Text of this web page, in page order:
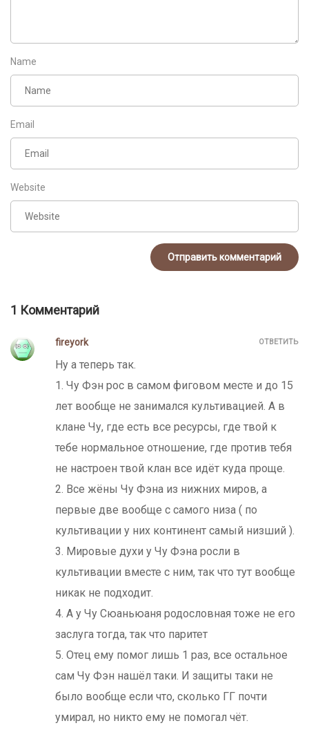
Name
Email
Website
1 Комментарий
fireyork
Ну а теперь так.
1. Чу Фэн рос в самом фиговом месте и до 15
лет вообще не занимался культивацией. А в
клане Чу, где есть все ресурсы, где твой к
тебе нормальное отношение, где против тебя
не настроен твой клан все идёт куда проще.
2. Все жёны Чу Фэна из нижних миров, а
первые две вообще с самого низа ( по
культивации у них континент самый низший ).
3. Мировые духи у Чу Фэна росли в
культивации вместе с ним, так что тут вообще
никак не подходит.
4. А у Чу Сюаньюаня родословная тоже не его
заслуга тогда, так что паритет
5. Отец ему помог лишь 1 раз, все остальное
сам Чу Фэн нашёл таки. И защиты таки не
было вообще если что, сколько ГГ почти
умирал, но никто ему не помогал чёт.
ОТВЕТИТЬ